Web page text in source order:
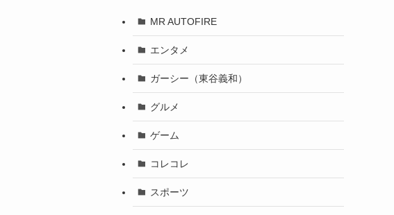
MR AUTOFIRE
エンタメ
ガーシー（東谷義和）
グルメ
ゲーム
コレコレ
スポーツ